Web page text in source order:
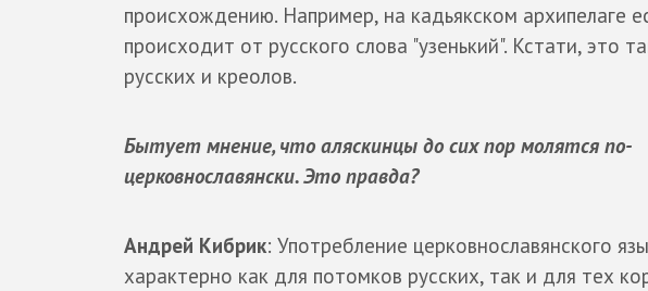
происхождению. Например, на кадьякском архипелаге
происходит от русского слова "узенький". Кстати, это
русских и креолов.
Бытует мнение, что аляскинцы до сих пор молятся по-
церковнославянски. Это правда?
Андрей Кибрик: Употребление церковнославянского
характерно как для потомков русских, так и для тех